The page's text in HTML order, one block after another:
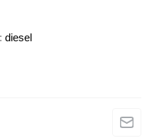
diesel